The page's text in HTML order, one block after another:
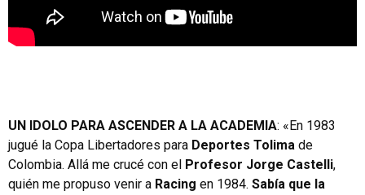
UN IDOLO PARA ASCENDER A LA ACADEMIA: «En 1983
jugué la Copa Libertadores para Deportes Tolima de
Colombia. Allá me crucé con el Profesor Jorge Castelli,
quién me propuso venir a Racing en 1984. Sabía que la